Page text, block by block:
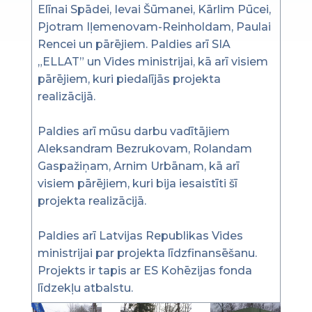
Elīnai Spādei, Ievai Šūmanei, Kārlim Pūcei,
Pjotram Iļemenovam-Reinholdam, Paulai
Rencei un pārējiem. Paldies arī SIA
„ELLAT” un Vides ministrijai, kā arī visiem
pārējiem, kuri piedalījās projekta
realizācijā.
Paldies arī mūsu darbu vadītājiem
Aleksandram Bezrukovam, Rolandam
Gaspažiņam, Arnim Urbānam, kā arī
visiem pārējiem, kuri bija iesaistīti šī
projekta realizācijā.
Paldies arī Latvijas Republikas Vides
ministrijai par projekta līdzfinansēšanu.
Projekts ir tapis ar ES Kohēzijas fonda
līdzekļu atbalstu.